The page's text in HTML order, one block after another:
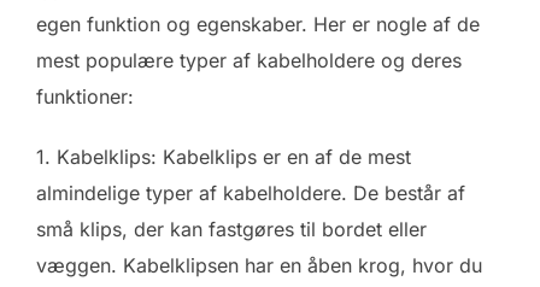
egen funktion og egenskaber. Her er nogle af de
mest populære typer af kabelholdere og deres
funktioner:
1. Kabelklips: Kabelklips er en af de mest
almindelige typer af kabelholdere. De består af
små klips, der kan fastgøres til bordet eller
væggen. Kabelklipsen har en åben krog, hvor du